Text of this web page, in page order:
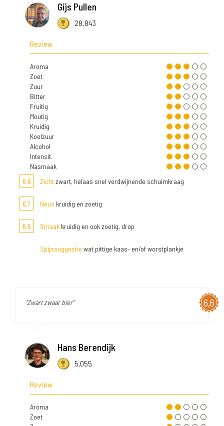
Gijs Pullen
28.843
Review
Aroma
Zoet
Zuur
Bitter
Fruitig
Moutig
Kruidig
Koolzuur
Alcohol
Intensit.
Nasmaak
6,6
Zichtzwart, helaas snel verdwijnende schuimkraag
6,7 Neus kruidig en zoetig
6,5 Smaak kruidig en ook zoetig, drop
Spijssuggestie wat pittige kaas- en/of worstplankje
6,6
"Zwart zwaar bier"
Hans Berendijk
5.055
Review
Aroma
Zoet